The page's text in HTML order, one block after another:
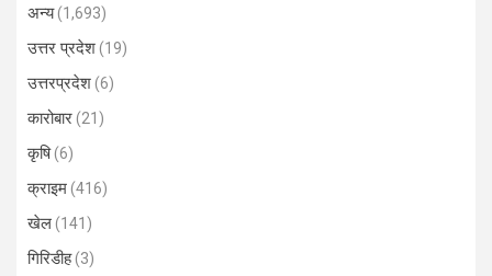
अन्य(1,693)
उत्तर प्रदेश(19)
उत्तरप्रदेश(6)
कारोबार(21)
कृषि(6)
क्राइम(416)
खेल(141)
गिरिडीह(3)